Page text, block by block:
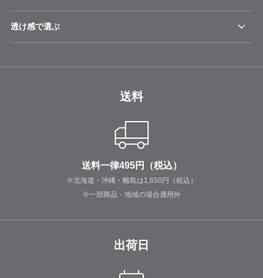
透け感で選ぶ
送料
送料一律495円（税込）
※北海道・沖縄・離島は1,650円（税込）
※一部商品・地域の場合適用外
出荷日